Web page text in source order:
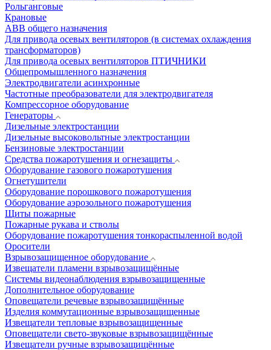
Рольганговые
Крановые
АВВ общего назначения
Для привода осевых вентиляторов (в системах охлаждения
трансформаторов)
Для привода осевых вентиляторов ПТИЧНИКИ
Общепромышленного назначения
Электродвигатели асинхронные
Частотные преобразователи для электродвигателя
Компрессорное оборудование
Генераторы
Дизельные электростанции
Дизельные высоковольтные электростанции
Бензиновые электростанции
Средства пожаротушения и огнезащиты
Оборудование газового пожаротушения
Огнетушители
Оборудование порошкового пожаротушения
Оборудование аэрозольного пожаротушения
Щиты пожарные
Пожарные рукава и стволы
Оборудование пожаротушения тонкораспыленной водой
Оросители
Взрывозащищенное оборудование
Извещатели пламени взрывозащищённые
Системы видеонаблюдения взрывозащищенные
Дополнительное оборудование
Оповещатели речевые взрывозащищённые
Изделия коммутационные взрывозащищенные
Извещатели тепловые взрывозащищенные
Оповещатели свето-звуковые взрывозащищённые
Извещатели ручные взрывозащищённые